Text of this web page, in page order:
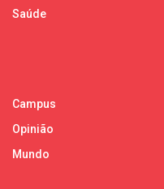
Saúde
Campus
Opinião
Mundo